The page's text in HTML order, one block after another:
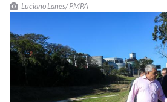
Luciano Lanes/ PMPA